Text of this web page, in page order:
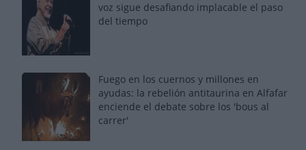
voz sigue desafiando implacable el paso
del tiempo
Fuego en los cuernos y millones en
ayudas: la rebelión antitaurina en Alfafar
enciende el debate sobre los 'bous al
carrer'